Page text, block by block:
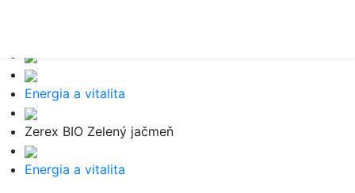
Energia a vitalita
Zerex BIO Zelený jačmeň
Energia a vitalita